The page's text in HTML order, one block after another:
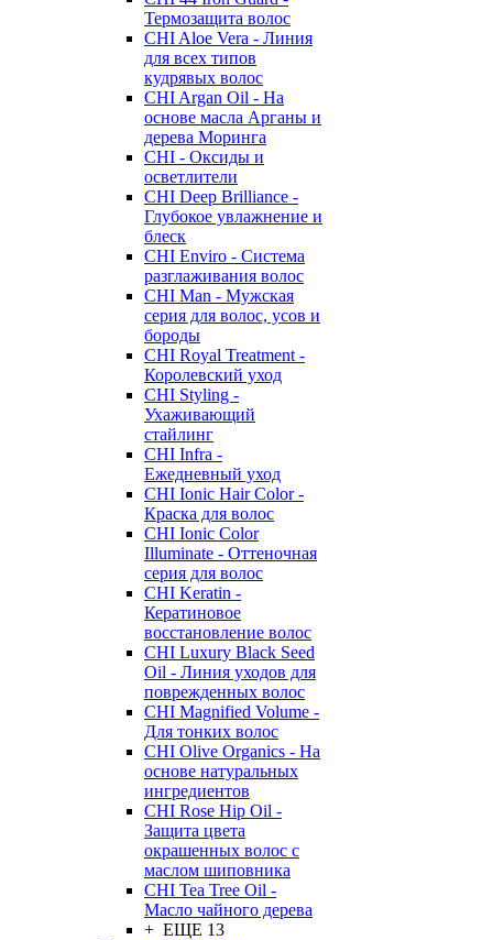
Термозащита волос
CHI Aloe Vera - Линия
для всех типов
кудрявых волос
CHI Argan Oil - На
основе масла Арганы и
дерева Моринга
CHI - Оксиды и
осветлители
CHI Deep Brilliance -
Глубокое увлажнение и
блеск
CHI Enviro - Система
разглаживания волос
CHI Man - Мужская
серия для волос, усов и
бороды
CHI Royal Treatment -
Королевский уход
CHI Styling -
Ухаживающий
стайлинг
CHI Infra -
Ежедневный уход
CHI Ionic Hair Color -
Краска для волос
CHI Ionic Color
Illuminate - Оттеночная
серия для волос
CHI Keratin -
Кератиновое
восстановление волос
CHI Luxury Black Seed
Oil - Линия уходов для
поврежденных волос
CHI Magnified Volume -
Для тонких волос
CHI Olive Organics - На
основе натуральных
ингредиентов
CHI Rose Hip Oil -
Защита цвета
окрашенных волос с
маслом шиповника
CHI Tea Tree Oil -
Масло чайного дерева
+ ЕЩЕ 13